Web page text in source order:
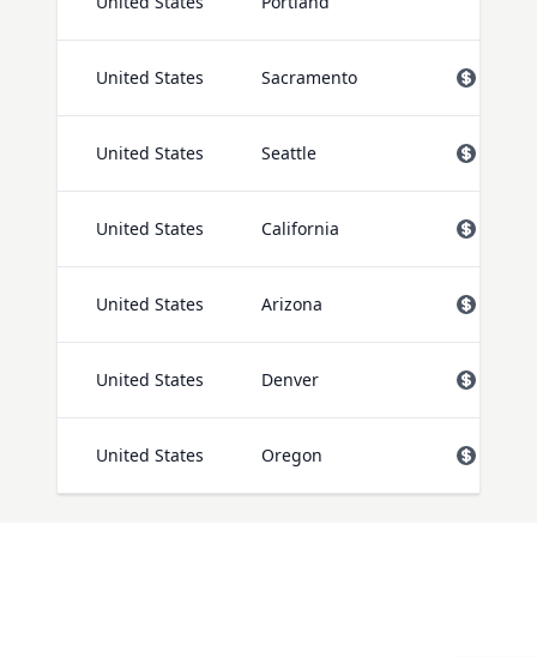
United States Sacramento
United States Seattle
United States California
United States Arizona
United States Denver
United States Oregon